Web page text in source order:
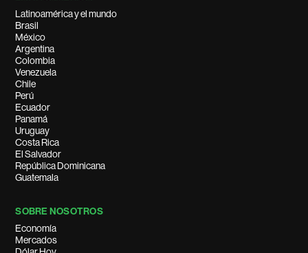
Latinoamérica y el mundo
Brasil
México
Argentina
Colombia
Venezuela
Chile
Perú
Ecuador
Panamá
Uruguay
Costa Rica
El Salvador
República Dominicana
Guatemala
SOBRE NOSOTROS
Economía
Mercados